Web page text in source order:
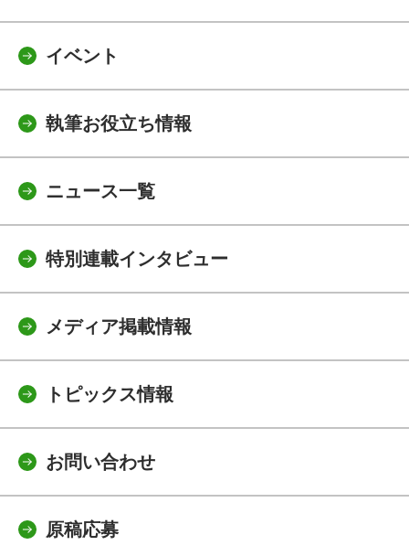
イベント
執筆お役立ち情報
ニュース一覧
特別連載インタビュー
メディア掲載情報
トピックス情報
お問い合わせ
原稿応募